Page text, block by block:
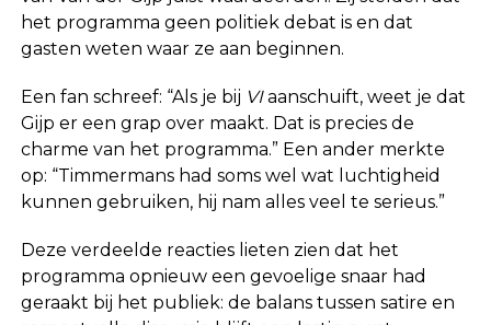
het programma geen politiek debat is en dat
gasten weten waar ze aan beginnen.
Een fan schreef: “Als je bij VIaanschuift, weet je dat
Gijp er een grap over maakt. Dat is precies de
charme van het programma.” Een ander merkte
op: “Timmermans had soms wel wat luchtigheid
kunnen gebruiken, hij nam alles veel te serieus.”
Deze verdeelde reacties lieten zien dat het
programma opnieuw een gevoelige snaar had
geraakt bij het publiek: de balans tussen satire en